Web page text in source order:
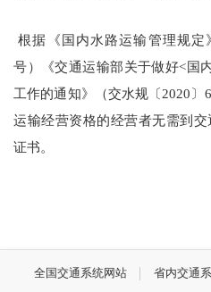
根据《国内水路运输管理规定
号）《交通运输部关于做好<国
工作的通知》（交水规〔2020
运输经营资格的经营者无需到
证书。
全国交通系统网站 省内交通